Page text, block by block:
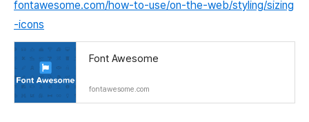
fontawesome.com/how-to-use/on-the-web/styling/sizing
-icons
Font Awesome
fontawesome.com